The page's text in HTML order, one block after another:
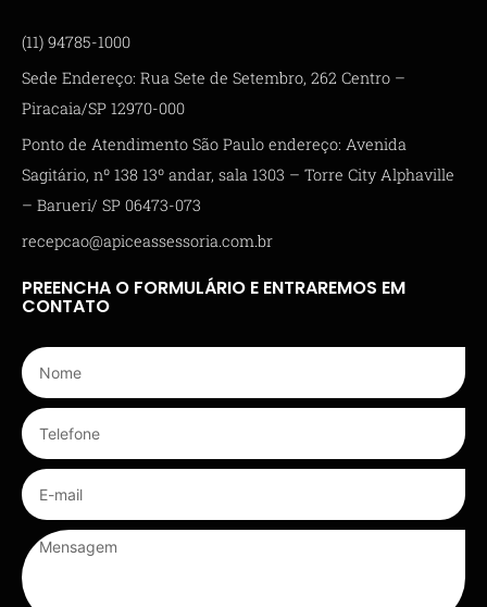
(11) 94785-1000
Sede Endereço: Rua Sete de Setembro, 262 Centro –
Piracaia/SP 12970-000
Ponto de Atendimento São Paulo endereço: Avenida
Sagitário, nº 138 13º andar, sala 1303 – Torre City Alphaville
– Barueri/ SP 06473-073
recepcao@apiceassessoria.com.br
PREENCHA O FORMULÁRIO E ENTRAREMOS EM
CONTATO